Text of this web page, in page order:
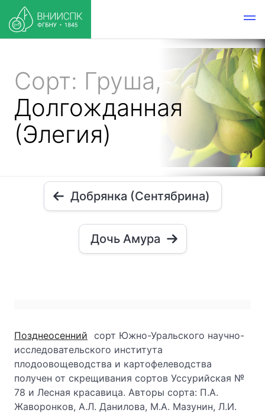
Сорт: Груша,
Долгожданная
(Элегия)
Добрянка (Сентябрина)
Дочь Амура
Позднеосенний сорт Южно-Уральского научно-
исследовательского института
плодоовощеводства и картофелеводства
получен от скрещивания сортов Уссурийская №
78 и Лесная красавица. Авторы сорта: П.А.
Жаворонков, А.Л. Данилова, М.А. Мазунин, Л.И.